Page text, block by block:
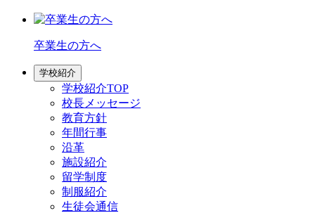
卒業生の方へ
学校紹介
学校紹介TOP
校長メッセージ
教育方針
年間行事
沿革
施設紹介
留学制度
制服紹介
生徒会通信